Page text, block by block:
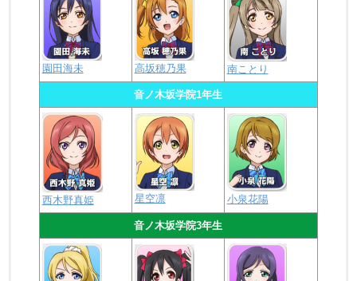
園田海未 高坂穂乃果 南ことり
音ノ木坂学院1年生
西木野真姫 星空凛 小泉花陽
音ノ木坂学院3年生